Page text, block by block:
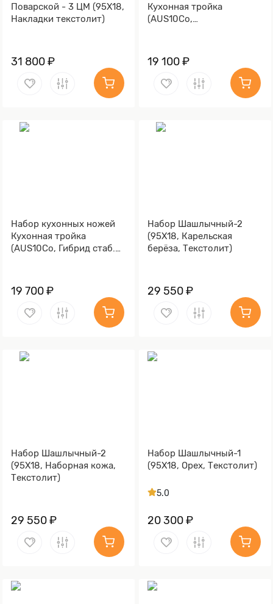
Поварской - 3 ЦМ (95Х18,
Накладки текстолит)
31 800 ₽
Кухонная тройка
(AUS10Co,
19 100 ₽
Набор кухонных ножей
Кухонная тройка
(AUS10Co, Гибрид стаб.
19 700 ₽
Набор Шашлычный-2
(95Х18, Карельская
берёза, Текстолит)
29 550 ₽
Набор Шашлычный-2
(95Х18, Наборная кожа,
Текстолит)
29 550 ₽
Набор Шашлычный-1
(95Х18, Орех, Текстолит)
5.0
20 300 ₽